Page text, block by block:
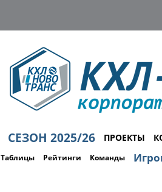
СЕЗОН 2025/26 ПРОЕКТЫ
Таблицы Рейтинги Команды